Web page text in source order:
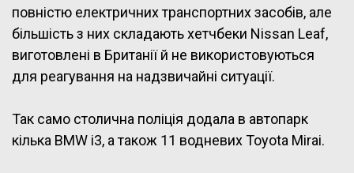
повністю електричних транспортних засобів, але
більшість з них складають хетчбеки Nissan Leaf,
виготовлені в Британії й не використовуються
для реагування на надзвичайні ситуації.
Так само столична поліція додала в автопарк
кілька BMW i3, а також 11 водневих Toyota Mirai.